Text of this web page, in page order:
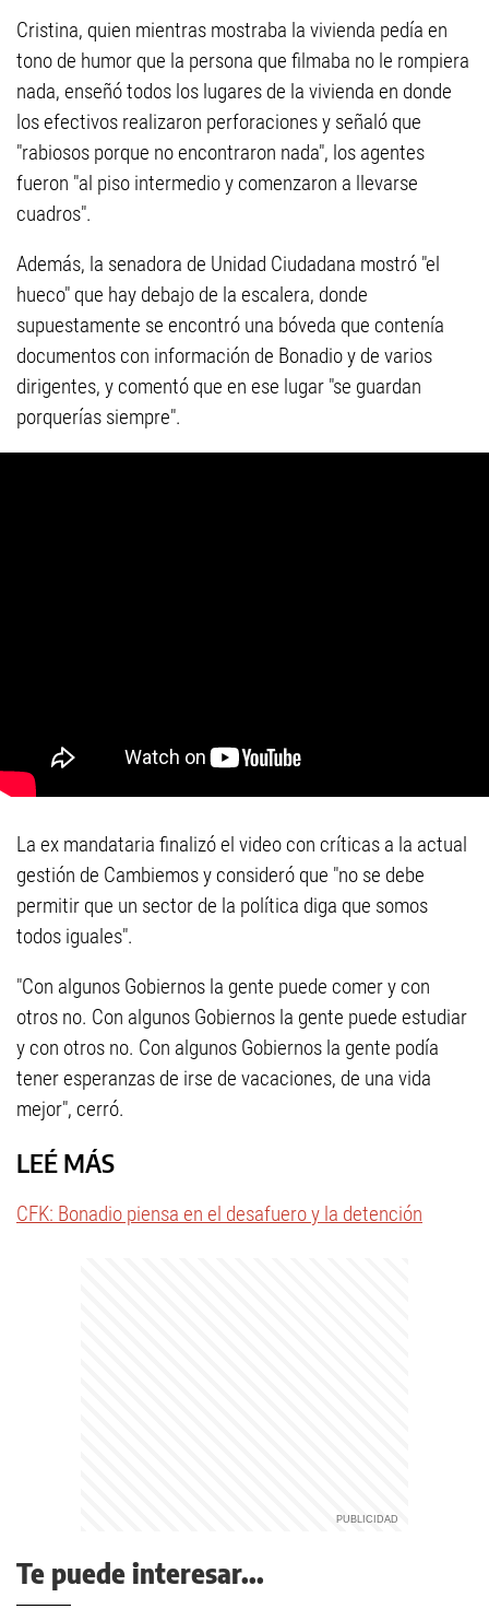
Cristina, quien mientras mostraba la vivienda pedía en
tono de humor que la persona que filmaba no le rompiera
nada, enseñó todos los lugares de la vivienda en donde
los efectivos realizaron perforaciones y señaló que
"rabiosos porque no encontraron nada", los agentes
fueron "al piso intermedio y comenzaron a llevarse
cuadros".
Además, la senadora de Unidad Ciudadana mostró "el
hueco" que hay debajo de la escalera, donde
supuestamente se encontró una bóveda que contenía
documentos con información de Bonadio y de varios
dirigentes, y comentó que en ese lugar "se guardan
porquerías siempre".
La ex mandataria finalizó el video con críticas a la actual
gestión de Cambiemos y consideró que "no se debe
permitir que un sector de la política diga que somos
todos iguales".
"Con algunos Gobiernos la gente puede comer y con
otros no. Con algunos Gobiernos la gente puede estudiar
y con otros no. Con algunos Gobiernos la gente podía
tener esperanzas de irse de vacaciones, de una vida
mejor", cerró.
LEÉ MÁS
CFK: Bonadio piensa en el desafuero y la detención
Te puede interesar...